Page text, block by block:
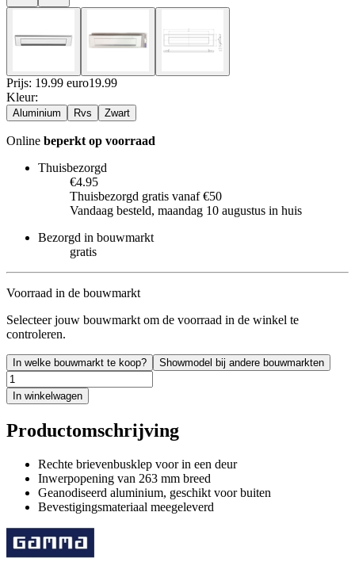
Prijs: 19.99 euro19.99
Kleur:
Aluminium Rvs Zwart
Online beperkt op voorraad
Thuisbezorgd
€4.95
Thuisbezorgd gratis vanaf €50
Vandaag besteld, maandag 10 augustus in huis
Bezorgd in bouwmarkt
gratis
Voorraad in de bouwmarkt
Selecteer jouw bouwmarkt om de voorraad in de winkel te
controleren.
In welke bouwmarkt te koop? Showmodel bij andere bouwmarkten
In winkelwagen
Productomschrijving
Rechte brievenbusklep voor in een deur
Inwerpopening van 263 mm breed
Geanodiseerd aluminium, geschikt voor buiten
Bevestigingsmateriaal meegeleverd